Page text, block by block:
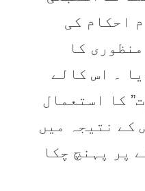
احکام کی
کا
۔ اس کالے
کا استعمال
کے نتيجہ میں
پر پہنچ چکا